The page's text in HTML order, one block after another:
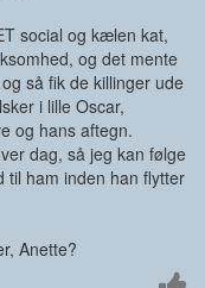
social og kælen kat,
og det mente
så fik de killinger ude
i lille Oscar,
og hans aftegn.
dag, så jeg kan følge
ham inden han flytter
Anette?